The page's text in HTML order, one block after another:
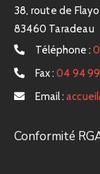
38, route de
83460 Taradeau
Téléphone :
Fax : 04 94 99
Email :
Conformité